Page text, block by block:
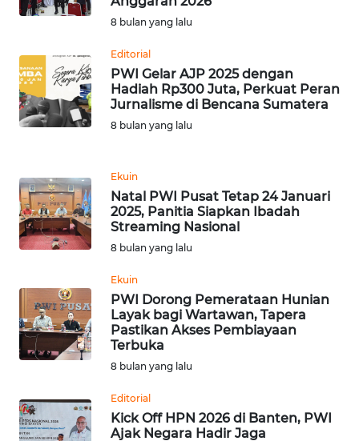
8 bulan yang lalu
Editorial
PWI Gelar AJP 2025 dengan
Hadiah Rp300 Juta, Perkuat Peran
Jurnalisme di Bencana Sumatera
8 bulan yang lalu
Ekuin
Natal PWI Pusat Tetap 24 Januari
2025, Panitia Siapkan Ibadah
Streaming Nasional
8 bulan yang lalu
Ekuin
PWI Dorong Pemerataan Hunian
Layak bagi Wartawan, Tapera
Pastikan Akses Pembiayaan
Terbuka
8 bulan yang lalu
Editorial
Kick Off HPN 2026 di Banten, PWI
Ajak Negara Hadir Jaga
TAPANULI
WN
SAMOSIR
WN
WN
SUMEDANG
WN
KEPULAUAN
SERIBU
WN
TANGERANG